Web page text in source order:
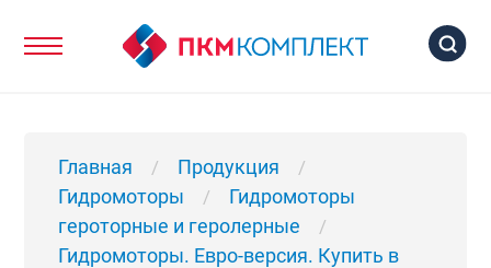
Главная / Продукция /
Гидромоторы /
Гидромоторы
героторные и геролерные
/
Гидромоторы. Евро-версия. Купить в